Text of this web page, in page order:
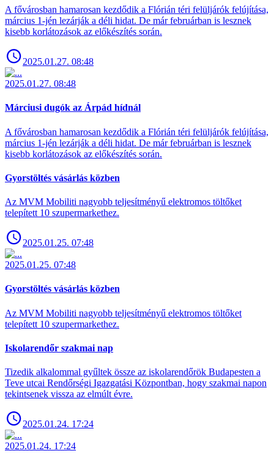
A fővárosban hamarosan kezdődik a Flórián téri felüljárók felújítása,
március 1-jén lezárják a déli hidat. De már februárban is lesznek
kisebb korlátozások az előkészítés során.
2025.01.27. 08:48
2025.01.27. 08:48
Márciusi dugók az Árpád hídnál
A fővárosban hamarosan kezdődik a Flórián téri felüljárók felújítása,
március 1-jén lezárják a déli hidat. De már februárban is lesznek
kisebb korlátozások az előkészítés során.
Gyorstöltés vásárlás közben
Az MVM Mobiliti nagyobb teljesítményű elektromos töltőket
telepített 10 szupermarkethez.
2025.01.25. 07:48
2025.01.25. 07:48
Gyorstöltés vásárlás közben
Az MVM Mobiliti nagyobb teljesítményű elektromos töltőket
telepített 10 szupermarkethez.
Iskolarendőr szakmai nap
Tizedik alkalommal gyűltek össze az iskolarendőrök Budapesten a
Teve utcai Rendőrségi Igazgatási Központban, hogy szakmai napon
tekintsenek vissza az elmúlt évre.
2025.01.24. 17:24
2025.01.24. 17:24